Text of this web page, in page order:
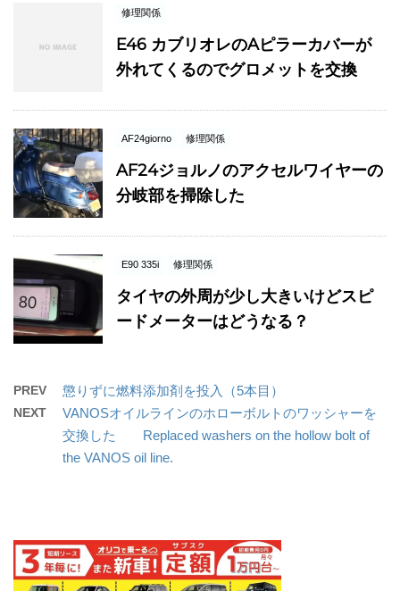
修理関係
E46 カブリオレのAピラーカバーが
外れてくるのでグロメットを交換
AF24giorno 修理関係
AF24ジョルノのアクセルワイヤーの
分岐部を掃除した
E90 335i 修理関係
タイヤの外周が少し大きいけどスピ
ードメーターはどうなる？
PREV 懲りずに燃料添加剤を投入（5本目）
NEXT
VANOSオイルラインのホローボルトのワッシャーを
交換した Replaced washers on the hollow bolt of
the VANOS oil line.